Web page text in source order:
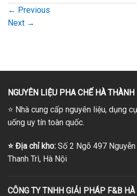
← Previous
Next →
NGUYÊN LIỆU PHA CHẾ HÀ THÀNH
⭐ Nhà cung cấp nguyên liệu, dụng
uống uy tín toàn quốc.
⭐Địa chỉ kho: Số 2 Ngõ 497 Nguyễn
Thanh Trì, Hà Nội
CÔNG TY TNHH GIẢI PHÁP F&B